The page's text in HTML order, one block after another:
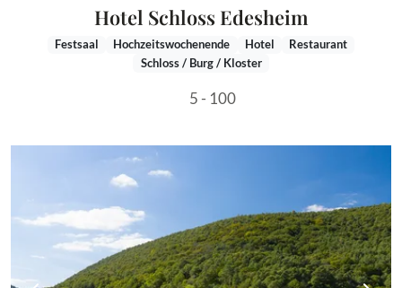
Hotel Schloss Edesheim
Festsaal Hochzeitswochenende Hotel
Restaurant
Schloss / Burg / Kloster
5 - 100